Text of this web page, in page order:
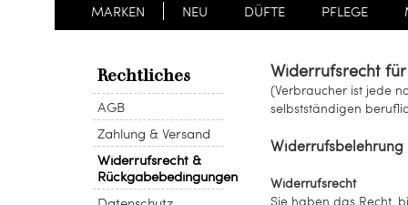
MARKEN NEU DÜFTE PFLEGE
Rechtliches
AGB
Zahlung & Versand
Widerrufsrecht &
Rückgabebedingungen
Widerrufsrecht
(Verbraucher ist jede
selbstständigen
Widerrufsbelehrung
Widerrufsrecht
Sie haben das Recht,